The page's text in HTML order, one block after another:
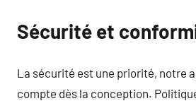
Sécurité et
La sécurité est une priorité, notre
compte dès la conception.